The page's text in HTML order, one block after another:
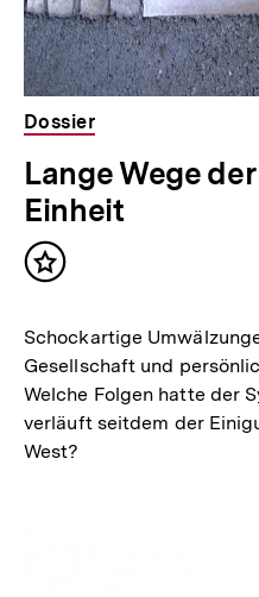
Dossier
Lange Wege
Einheit
Inhalt
Schockartige
Gesellschaft und
Welche Folgen hatte der
verläuft seitdem der
West?